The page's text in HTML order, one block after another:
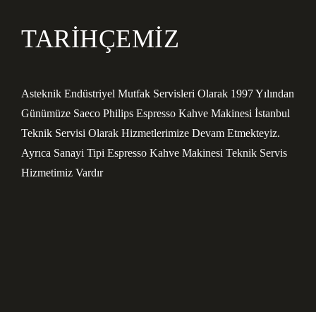
TARİHÇEMİZ
Asteknik Endüstriyel Mutfak Servisleri Olarak 1997 Yılından
Günümüze Saeco Philips Espresso Kahve Makinesi İstanbul
Teknik Servisi Olarak Hizmetlerimize Devam Etmekteyiz.
Ayrıca Sanayi Tipi Espresso Kahve Makinesi Teknik Servis
Hizmetimiz Vardır